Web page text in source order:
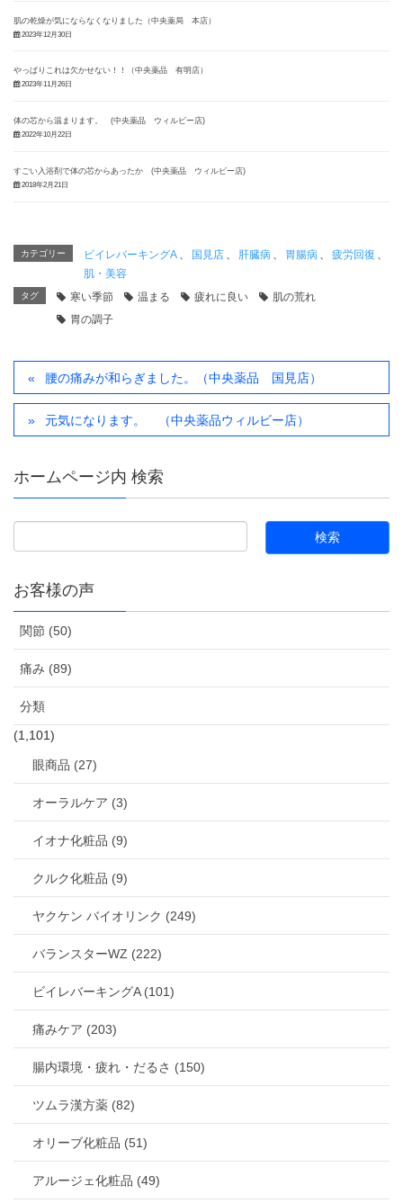
肌の乾燥が気にならなくなりました（中央薬局 本店）
2023年12月30日
やっぱりこれは欠かせない！！（中央薬品 有明店）
2023年11月26日
体の芯から温まります。 (中央薬品 ウィルビー店)
2022年10月22日
すごい入浴剤で体の芯からあったか (中央薬品 ウィルビー店)
2018年2月21日
カテゴリー ビイレバーキングA 国見店 肝臓病 胃腸病 疲労回復
肌・美容
タグ 寒い季節 温まる 疲れに良い
肌の荒れ
胃の調子
腰の痛みが和らぎました。（中央薬品 国見店）
元気になります。 （中央薬品ウィルビー店）
ホームページ内 検索
お客様の声
関節 (50)
痛み (89)
分類
(1,101)
眼商品 (27)
オーラルケア (3)
イオナ化粧品 (9)
クルク化粧品 (9)
ヤクケン バイオリンク (249)
バランスターWZ (222)
ビイレバーキングA (101)
痛みケア (203)
腸内環境・疲れ・だるさ (150)
ツムラ漢方薬 (82)
オリーブ化粧品 (51)
アルージェ化粧品 (49)